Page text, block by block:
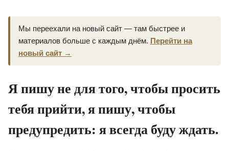
Мы переехали на новый сайт — там быстрее и
материалов больше с каждым днём. Перейти на
новый сайт →
Я пишу не для того, чтобы просить
тебя прийти, я пишу, чтобы
предупредить: я всегда буду ждать.